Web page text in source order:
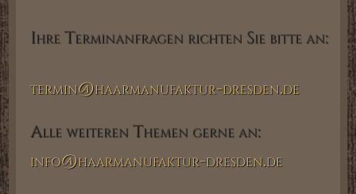
Ihre Terminanfragen richten Sie bitte an:
termin@haarmanufaktur-dresden.de
Alle weiteren Themen gerne an:
info@haarmanufaktur-dresden.de